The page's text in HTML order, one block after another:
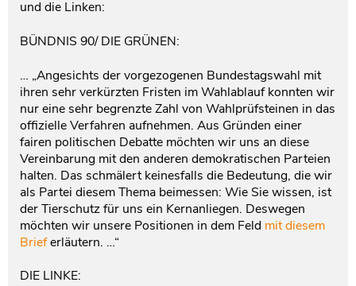
und die Linken:
BÜNDNIS 90/ DIE GRÜNEN:
… „Angesichts der vorgezogenen Bundestagswahl mit
ihren sehr verkürzten Fristen im Wahlablauf konnten wir
nur eine sehr begrenzte Zahl von Wahlprüfsteinen in das
offizielle Verfahren aufnehmen. Aus Gründen einer
fairen politischen Debatte möchten wir uns an diese
Vereinbarung mit den anderen demokratischen Parteien
halten. Das schmälert keinesfalls die Bedeutung, die wir
als Partei diesem Thema beimessen: Wie Sie wissen, ist
der Tierschutz für uns ein Kernanliegen. Deswegen
möchten wir unsere Positionen in dem Feld mit diesem
Brieferläutern. …“
DIE LINKE: